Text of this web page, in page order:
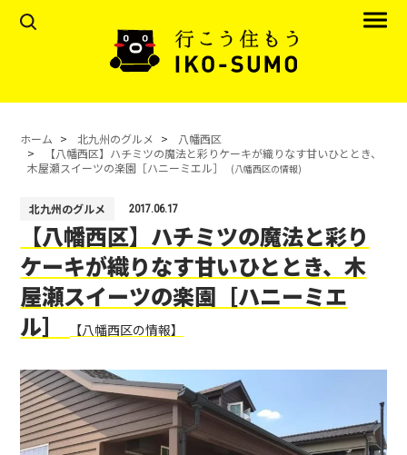
ホーム 北九州のグルメ
八幡西区
【八幡西区】ハチミツの魔法と彩りケーキが織りなす甘いひととき、
木屋瀬スイーツの楽園［ハニーミエル］
(八幡西区の情報)
北九州のグルメ 2017.06.17
【八幡西区】ハチミツの魔法と彩り
ケーキが織りなす甘いひととき、木
屋瀬スイーツの楽園［ハニーミエ
ル］
【八幡西区の情報】